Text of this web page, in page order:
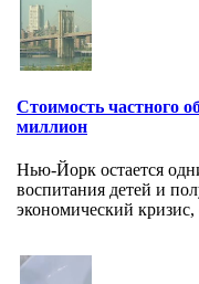
Стоимость частного
миллион
Нью-Йорк остается
воспитания детей и
экономический кризис,